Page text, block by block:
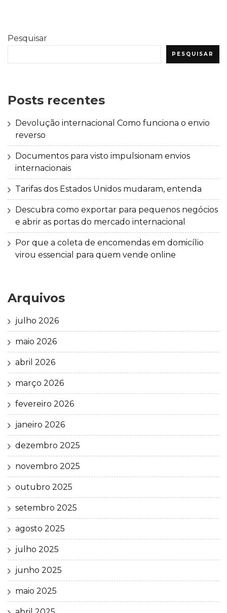
Pesquisar
PESQUISAR
Posts recentes
Devolução internacional Como funciona o envio
reverso
Documentos para visto impulsionam envios
internacionais
Tarifas dos Estados Unidos mudaram, entenda
Descubra como exportar para pequenos negócios
e abrir as portas do mercado internacional
Por que a coleta de encomendas em domicílio
virou essencial para quem vende online
Arquivos
julho 2026
maio 2026
abril 2026
março 2026
fevereiro 2026
janeiro 2026
dezembro 2025
novembro 2025
outubro 2025
setembro 2025
agosto 2025
julho 2025
junho 2025
maio 2025